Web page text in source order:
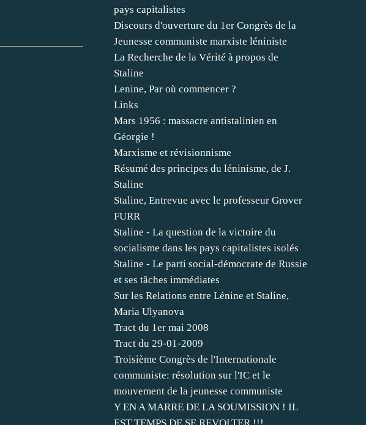
pays capitalistes
Discours d'ouverture du 1er Congrès de la
Jeunesse communiste marxiste léniniste
La Recherche de la Vérité à propos de
Staline
Lenine, Par où commencer ?
Links
Mars 1956 : massacre antistalinien en
Géorgie !
Marxisme et révisionnisme
Résumé des principes du léninisme, de J.
Staline
Staline, Entrevue avec le professeur Grover
FURR
Staline - La question de la victoire du
socialisme dans les pays capitalistes isolés
Staline - Le parti social-démocrate de Russie
et ses tâches immédiates
Sur les Relations entre Lénine et Staline,
Maria Ulyanova
Tract du 1er mai 2008
Tract du 29-01-2009
Troisième Congrès de l'Internationale
communiste: résolution sur l'IC et le
mouvement de la jeunesse communiste
Y EN A MARRE DE LA SOUMISSION ! IL